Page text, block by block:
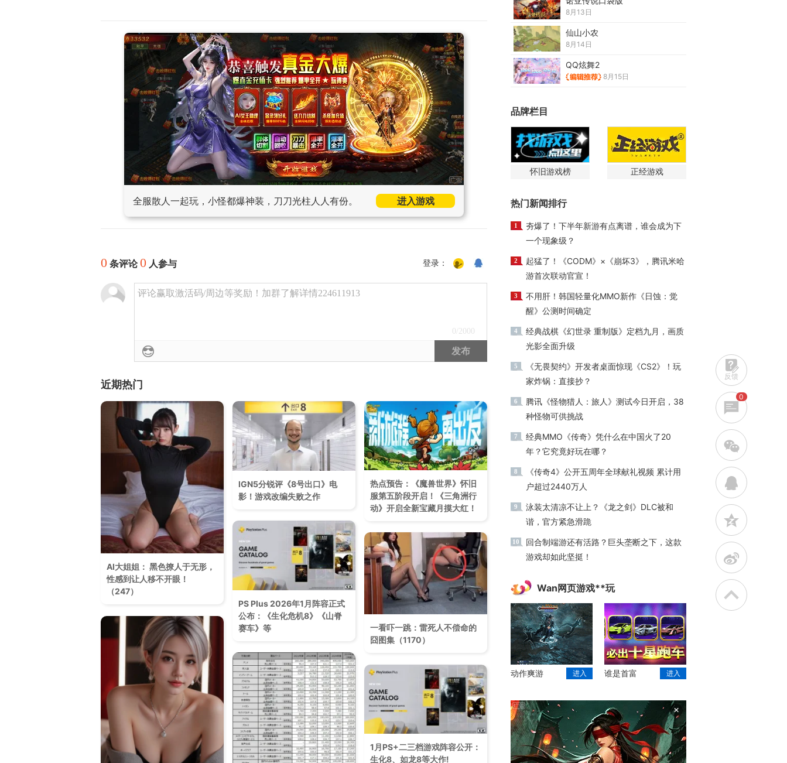
全服散人一起玩，小怪都爆神装，刀刀光柱人人有份。 进入游戏
0 条评论0 人参与 登录：
评论赢取激活码/周边等奖励！加群了解详情224611913
0 /2000
发布
近期热门
AI大姐姐： 黑色撩人于无形，
性感到让人移不开眼！​
（247）
IGN5分锐评《8号出口》电
影！游戏改编失败之作
热点预告：《魔兽世界》怀旧
服第五阶段开启！《三角洲行
动》开启全新宝藏月摸大红！
PS Plus 2026年1月阵容正式
公布：《生化危机8》《山脊
赛车》等
一看吓一跳：雷死人不偿命的
囧图集（1170）
1月PS+二三档游戏阵容公开：
生化8、如龙8等大作!
8月13日
仙山小农
8月14日
QQ炫舞2
8月15日
品牌栏目
怀旧游戏榜 正经游戏
热门新闻排行
1
夯爆了！下半年新游有点离谱，谁会成为下
一个现象级？
2
起猛了！《CODM》×《崩坏3》，腾讯米哈
游首次联动官宣！
3
不用肝！韩国轻量化MMO新作《日蚀：觉
醒》公测时间确定
4
经典战棋《幻世录 重制版》定档九月，画质
光影全面升级
5
《无畏契约》开发者桌面惊现《CS2》！玩
家炸锅：直接抄？
6
腾讯《怪物猎人：旅人》测试今日开启，38
种怪物可供挑战
7
经典MMO《传奇》凭什么在中国火了20
年？它究竟好玩在哪？
8
《传奇4》公开五周年全球献礼视频 累计用
户超过2440万人
9
泳装太清凉不让上？《龙之剑》DLC被和
谐，官方紧急滑跪
10
回合制端游还有活路？巨头垄断之下，这款
游戏却如此坚挺！
Wan网页游戏**玩
动作爽游 进入 谁是首富 进入
×
反馈
0
w
q
z
t